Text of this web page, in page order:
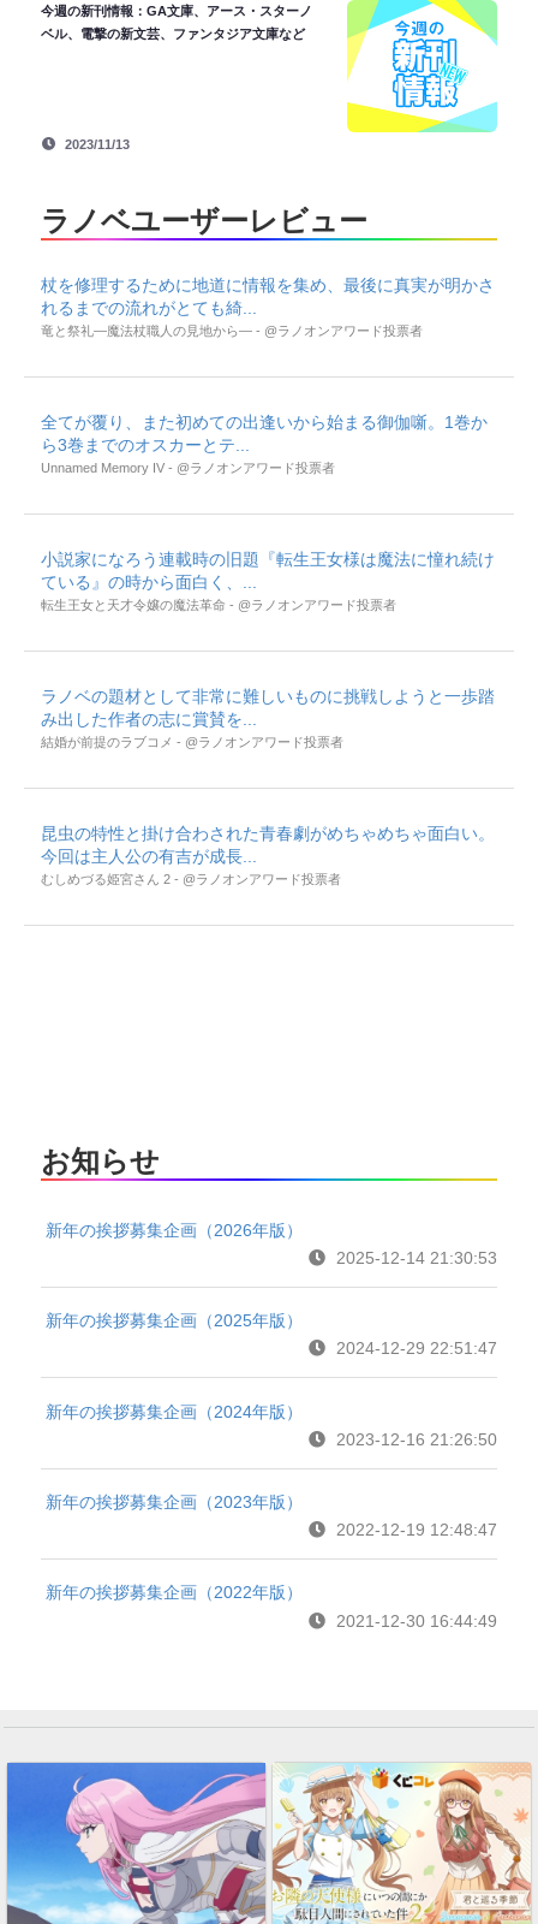
今週の新刊情報：GA文庫、アース・スターノ
ベル、電撃の新文芸、ファンタジア文庫など
2023/11/13
ラノベユーザーレビュー
杖を修理するために地道に情報を集め、最後に真実が明かさ
れるまでの流れがとても綺...
竜と祭礼―魔法杖職人の見地から― - @ラノオンアワード投票者
全てが覆り、また初めての出逢いから始まる御伽噺。1巻か
ら3巻までのオスカーとテ...
Unnamed Memory IV - @ラノオンアワード投票者
小説家になろう連載時の旧題『転生王女様は魔法に憧れ続け
ている』の時から面白く、...
転生王女と天才令嬢の魔法革命 - @ラノオンアワード投票者
ラノベの題材として非常に難しいものに挑戦しようと一歩踏
み出した作者の志に賞賛を...
結婚が前提のラブコメ - @ラノオンアワード投票者
昆虫の特性と掛け合わされた青春劇がめちゃめちゃ面白い。
今回は主人公の有吉が成長...
むしめづる姫宮さん 2 - @ラノオンアワード投票者
お知らせ
新年の挨拶募集企画（2026年版）
2025-12-14 21:30:53
新年の挨拶募集企画（2025年版）
2024-12-29 22:51:47
新年の挨拶募集企画（2024年版）
2023-12-16 21:26:50
新年の挨拶募集企画（2023年版）
2022-12-19 12:48:47
新年の挨拶募集企画（2022年版）
2021-12-30 16:44:49